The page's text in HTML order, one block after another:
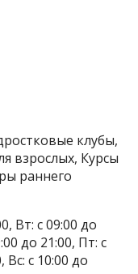
клубы,
взрослых, Курсы
раннего
Вт: с 09:00 до
до 21:00, Пт: с
Вс: с 10:00 до